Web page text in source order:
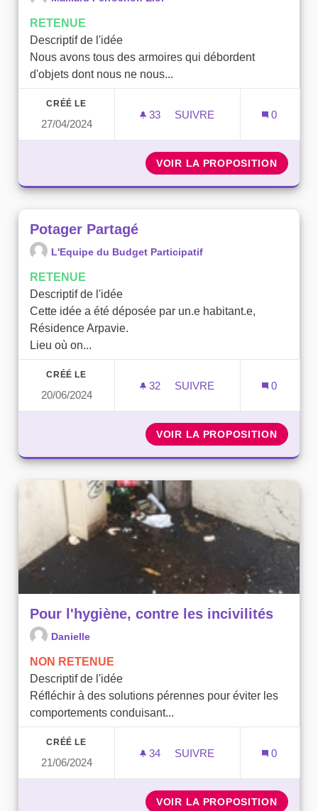
RETENUE
Descriptif de l'idée
Nous avons tous des armoires qui débordent
d'objets dont nous ne nous...
CRÉÉ LE
27/04/2024
33 33 ABONNÉS
SUIVRE
0
VOIR LA PROPOSITION
Potager Partagé
L'Equipe du Budget Participatif
RETENUE
Descriptif de l'idée
Cette idée a été déposée par un.e habitant.e,
Résidence Arpavie.
Lieu où on...
CRÉÉ LE
20/06/2024
32 32 ABONNÉS
SUIVRE
0
VOIR LA PROPOSITION
Pour l'hygiène, contre les incivilités
Danielle
NON RETENUE
Descriptif de l'idée
Réfléchir à des solutions pérennes pour éviter les
comportements conduisant...
CRÉÉ LE
21/06/2024
34 34 ABONNÉS
SUIVRE
0
VOIR LA PROPOSITION POUR